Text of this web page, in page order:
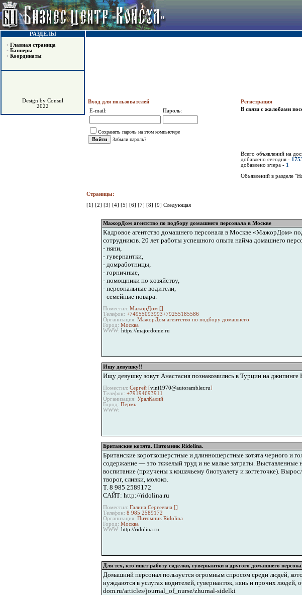
РАЗДЕЛЫ
• Главная страница
• Баннеры
• Координаты
Design by Consul
2022
Вход для пользователей
Регистрация
E-mail:
Пароль:
Сохранить пароль на этом компьютере
Забыли пароль?
В связи с жалобами
Всего объявлений на
добавлено сегодня -
добавлено вчера - 1
Объявлений в разделе
Страницы:
[1] [2] [3] [4] [5] [6] [7] [8] [9] Следующая
МажорДом агентство по подбору домашнего персонала в Москве
Кадровое агентство домашнего персонала в Москве «МажорДом»
сотрудников. 20 лет работы успешного опыта найма домашнего
- няни,
- гувернантки,
- домработницы,
- горничные,
- помощники по хозяйству,
- персональные водители,
- семейные повара.
Поместил: МажорДом []
Телефон: +74955093993+79255185586
Организация: МажорДом агентство по подбору домашнего
Город: Москва
WWW: https://majordome.ru
Ищу девушку!!
Ищу девушку зовут Анастасия познакомились в Турции на джипинге
Поместил: Сергей [vini1970@autorambler.ru]
Телефон: +79194693911
Организация: УралКалий
Город: Пермь
WWW:
Британские котята. Питомник Ridolina.
Британские короткошерстные и длинношерстные котята черного и
содержание — это тяжелый труд и не малые затраты.
воспитание (приучены к кошачьему биотуалету и когтеточке).
творог, сливки, молоко.
Т. 8 985 2589172
САЙТ: http://ridolina.ru
Поместил: Галина Сергеевна []
Телефон: 8 985 2589172
Организация: Питомник Ridolina
Город: Москва
WWW: http://ridolina.ru
Для тех, кто ищет работу сиделки, гувернантки и другого домашнего
Домашний персонал пользуется огромным спросом среди людей,
нуждаются в услугах водителей, гувернанток, нянь и прочих
dom.ru/articles/journal_of_nurse/zhurnal-sidelki